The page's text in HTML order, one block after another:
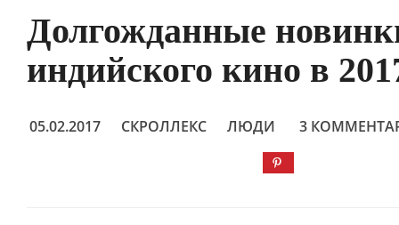
Долгожданные
индийского кино в
05.02.2017 СКРОЛЛЕКС ЛЮДИ 3